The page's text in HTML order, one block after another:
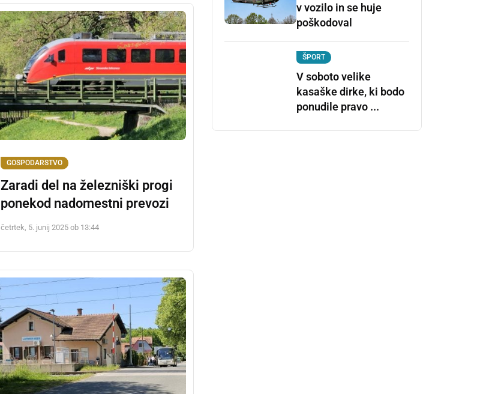
GOSPODARSTVO
Zaradi del na železniški progi
ponekod nadomestni prevozi
četrtek, 5. junij 2025 ob 13:44
v vozilo in se huje
poškodoval
ŠPORT
V soboto velike
kasaške dirke, ki bodo
ponudile pravo ...